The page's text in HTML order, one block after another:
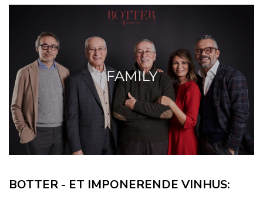
BOTTER - ET IMPONERENDE VINHUS: